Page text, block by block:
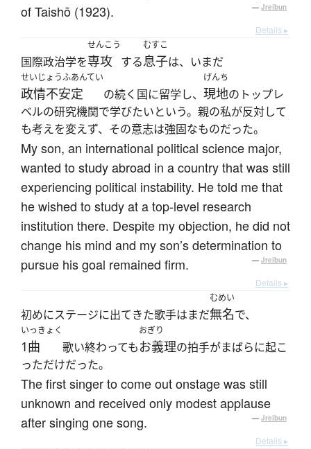
of Taishō (1923).
— Jreibun
Details ▸
国際政治学を
せんこう
専攻 する
むすこ
息子は、いまだ
せいじょうふあんてい
政情不安定 の続く国に留学し、
げんち
現地のトップレ
ベルの研究機関で学びたいという。親の私が反対して
も考えを変えず、その意志は強固なものだった。
My son, an international political science major,
wanted to study abroad in a country that was still
experiencing political instability. He told me that
he wished to study at a top-level research
institution there. Despite my objection, he did not
change his mind and my son’s determination to
pursue his goal remained firm.
— Jreibun
Details ▸
初めにステージに出てきた歌手はまだ
むめい
無名で、
いっきょく
1曲 歌い終わっても
おぎり
お義理の拍手がまばらに起こ
っただけだった。
The first singer to come out onstage was still
unknown and received only modest applause
after singing one song.
— Jreibun
Details ▸